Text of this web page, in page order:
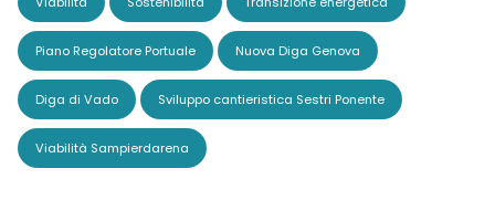
Piano Regolatore Portuale Nuova Diga Genova
Diga di Vado Sviluppo cantieristica Sestri Ponente
Viabilità Sampierdarena